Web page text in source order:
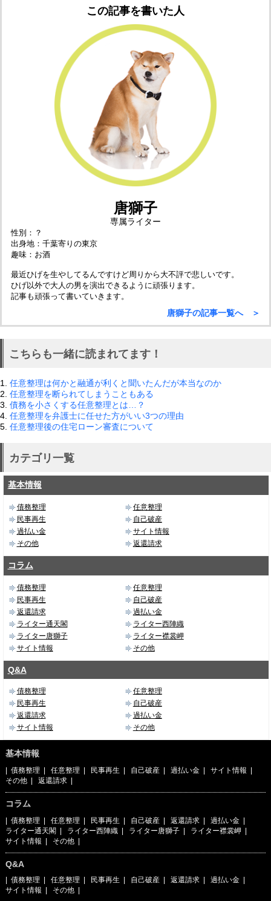
この記事を書いた人
唐獅子
専属ライター
性別：？
出身地：千葉寄りの東京
趣味：お酒
最近ひげを生やしてるんですけど周りから大不評で悲しいです。
ひげ以外で大人の男を演出できるように頑張ります。
記事も頑張って書いていきます。
唐獅子の記事一覧へ ＞
こちらも一緒に読まれてます！
1. 任意整理は何かと融通が利くと聞いたんだが本当なのか
2. 任意整理を断られてしまうこともある
3. 債務を小さくする任意整理とは…？
4. 任意整理を弁護士に任せた方がいい3つの理由
5. 任意整理後の住宅ローン審査について
カテゴリ一覧
基本情報
債務整理
任意整理
民事再生
自己破産
過払い金
サイト情報
その他
返還請求
コラム
債務整理
任意整理
民事再生
自己破産
返還請求
過払い金
ライター通天閣
ライター西陣織
ライター唐獅子
ライター襟裳岬
サイト情報
その他
Q&A
債務整理
任意整理
民事再生
自己破産
返還請求
過払い金
サイト情報
その他
基本情報
債務整理 任意整理 民事再生 自己破産| 過払い金| サイト情報
その他| 返還請求|
コラム
債務整理 任意整理 民事再生 自己破産| 返還請求| 過払い金|
ライター通天閣
ライター西陣織| ライター唐獅子| ライター襟裳岬
サイト情報
その他|
Q&A
債務整理 任意整理 民事再生 自己破産| 返還請求| 過払い金|
サイト情報
その他|